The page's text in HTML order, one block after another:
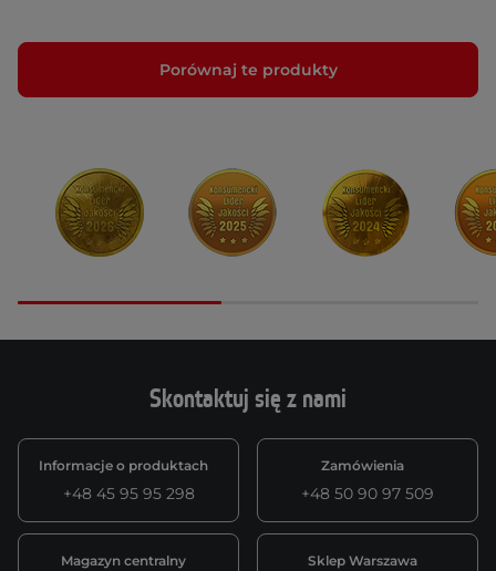
Porównaj te produkty
Skontaktuj się z nami
Informacje o produktach
+48 45 95 95 298
Zamówienia
+48 50 90 97 509
Magazyn centralny Sklep Warszawa